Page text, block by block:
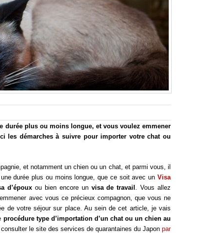
durée plus ou moins longue, et vous voulez emmener
les démarches à suivre pour importer votre chat ou
et notamment un chien ou un chat, et parmi vous, il
durée plus ou moins longue, que ce soit avec unVisa
d’époux ou bien encore un visa de travail . Vous allez
avec vous ce précieux compagnon, que vous ne
de votre séjour sur place. Au sein de cet article, je vais
procédure type d’importation d’un chat ou un chien au
le site des services de quarantaines du Japon par